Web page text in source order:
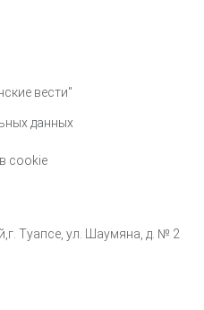
вести"
данных
cookie
Туапсе, ул. Шаумяна, д. № 2